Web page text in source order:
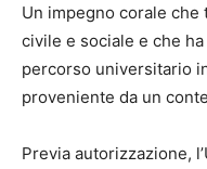
Un impegno corale
civile e sociale e che
percorso universitario
proveniente da un
Previa autorizzazione,